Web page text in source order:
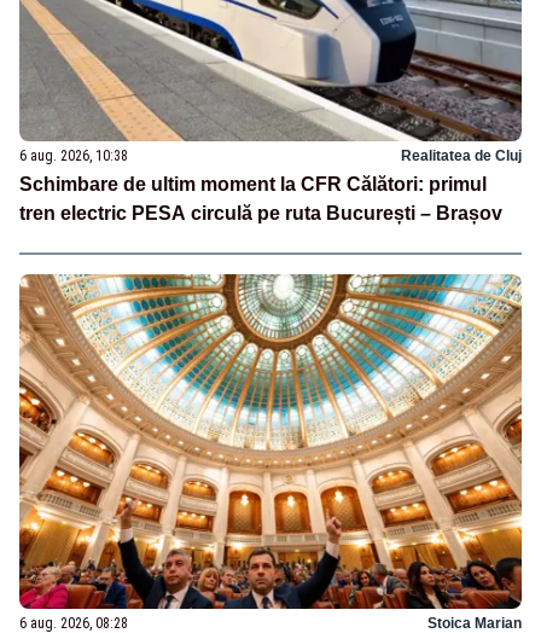
6 aug. 2026, 10:38 Realitatea de Cluj
Schimbare de ultim moment la CFR Călători: primul
tren electric PESA circulă pe ruta București – Brașov
6 aug. 2026, 08:28 Stoica Marian